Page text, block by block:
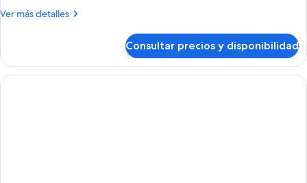
Ver más detalles
Más
Deluxe
Consultar precios y disponibilidad